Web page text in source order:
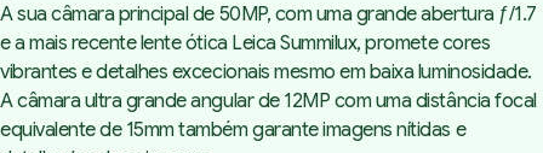
A sua câmara principal de 50MP, com uma grande abertura ƒ/1.7
e a mais recente lente ótica Leica Summilux, promete cores
vibrantes e detalhes excecionais mesmo em baixa luminosidade.
A câmara ultra grande angular de 12MP com uma distância focal
equivalente de 15mm também garante imagens nítidas e